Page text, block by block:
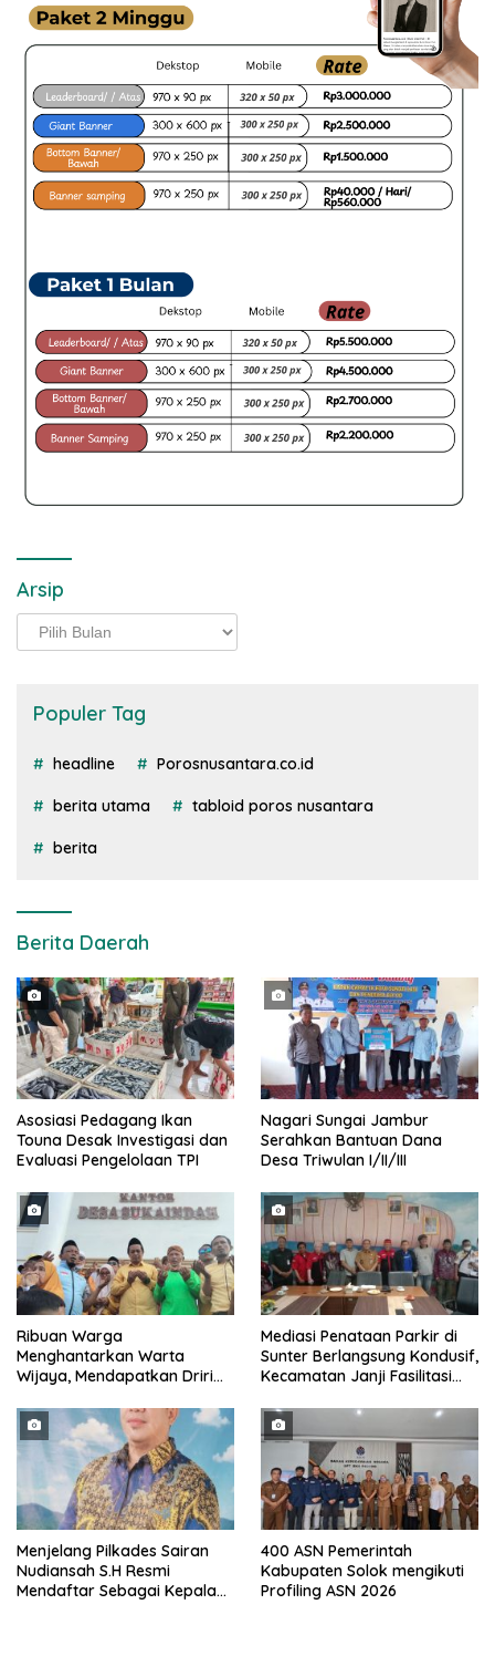
Arsip
Arsip
Populer Tag
headline Porosnusantara.co.id
berita utama tabloid poros nusantara
berita
Berita Daerah
Asosiasi Pedagang Ikan
Touna Desak Investigasi dan
Evaluasi Pengelolaan TPI
Nagari Sungai Jambur
Serahkan Bantuan Dana
Desa Triwulan I/II/III
Ribuan Warga
Menghantarkan Warta
Wijaya, Mendapatkan Driri
Periode
Mediasi Penataan Parkir di
Sunter Berlangsung Kondusif,
Kecamatan Janji Fasilitasi
Menjelang Pilkades Sairan
Nudiansah S.H Resmi
Mendaftar Sebagai Kepala
400 ASN Pemerintah
Kabupaten Solok mengikuti
Profiling ASN 2026